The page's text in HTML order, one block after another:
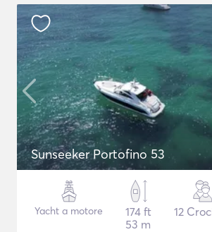
Sunseeker Portofino 53
Yacht a motore
174 ft
53 m
12